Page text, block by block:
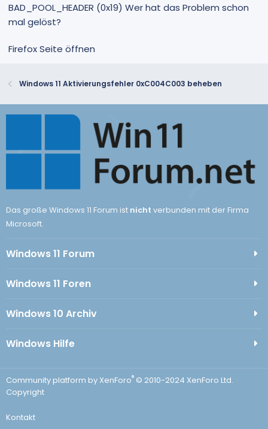
BAD_POOL_HEADER (0x19) Wer hat das Problem schon
mal gelöst?
Firefox Seite öffnen
Windows 11 Aktivierungsfehler 0xC004C003 beheben
Das große Windows 11 Forum ist nicht verbunden mit der Firma
Microsoft.
Windows 11 Forum
Windows 11 Foren
Windows 10 Archiv
Windows Hilfe
Community platform by XenForo® © 2010-2024 XenForo Ltd.
Copyright
Kontakt